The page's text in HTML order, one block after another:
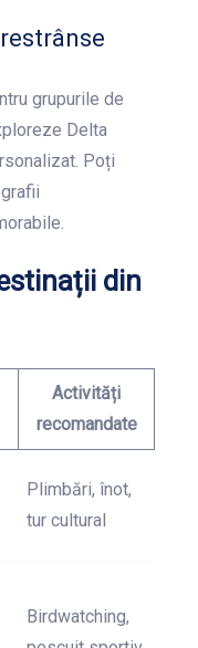
grupurile de
Delta
Poți
din
Activități
recomandate
Plimbări, înot,
tur cultural
Birdwatching,